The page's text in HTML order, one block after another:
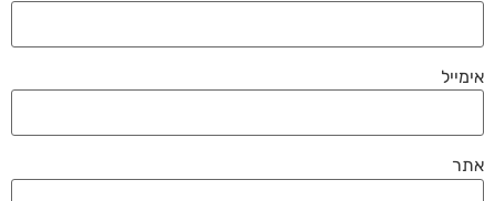
אימייל
אתר